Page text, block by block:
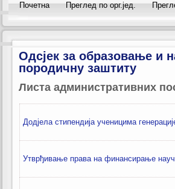
Почетна Преглед по орг.јед.
Одсјек за образовање и
породичну заштиту
Листа административних
Додјела стипендија ученицима
Утврђивање права на финансирање